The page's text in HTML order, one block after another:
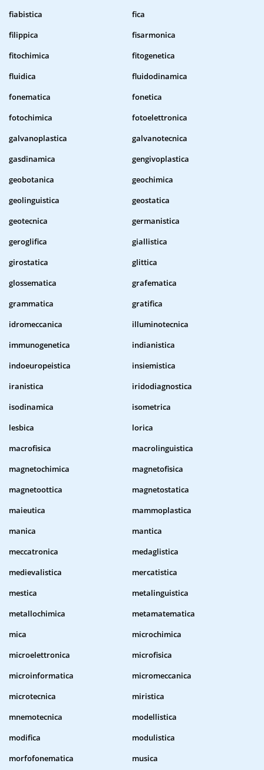
fiabistica
fica
filippica
fisarmonica
fitochimica
fitogenetica
fluidica
fluidodinamica
fonematica
fonetica
fotochimica
fotoelettronica
galvanoplastica
galvanotecnica
gasdinamica
gengivoplastica
geobotanica
geochimica
geolinguistica
geostatica
geotecnica
germanistica
geroglifica
giallistica
girostatica
glittica
glossematica
grafematica
grammatica
gratifica
idromeccanica
illuminotecnica
immunogenetica
indianistica
indoeuropeistica
insiemistica
iranistica
iridodiagnostica
isodinamica
isometrica
lesbica
lorica
macrofisica
macrolinguistica
magnetochimica
magnetofisica
magnetoottica
magnetostatica
maieutica
mammoplastica
manica
mantica
meccatronica
medaglistica
medievalistica
mercatistica
mestica
metalinguistica
metallochimica
metamatematica
mica
microchimica
microelettronica
microfisica
microinformatica
micromeccanica
microtecnica
miristica
mnemotecnica
modellistica
modifica
modulistica
morfofonematica
musica